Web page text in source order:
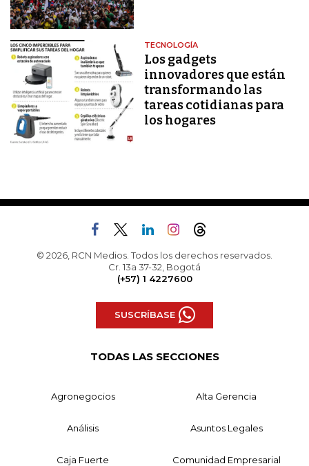
TECNOLOGÍA
Los gadgets
innovadores que están
transformando las
tareas cotidianas para
los hogares
© 2026, RCN Medios. Todos los derechos reservados.
Cr. 13a 37-32, Bogotá
(+57) 1 4227600
SUSCRÍBASE
TODAS LAS SECCIONES
Agronegocios Alta Gerencia
Análisis Asuntos Legales
Caja Fuerte Comunidad Empresarial